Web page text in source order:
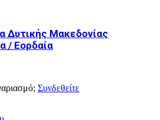
Δυτικής Μακεδονίας
/ Εορδαία
Συνδεθείτε